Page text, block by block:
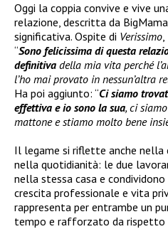
Oggi la coppia convive e vive
relazione, descritta da
significativa. Ospite di Verissimo
“Sono felicissima di questa
definitiva della mia vita perché
l’ho mai provato in nessun’altra
Ha poi aggiunto: “Ci siamo
effettiva e io sono la sua, ci
mattone e stiamo molto bene
Il legame si riflette anche
nella quotidianità: le due
nella stessa casa e
crescita professionale e vita
rappresenta per entrambe un
tempo e rafforzato da rispetto